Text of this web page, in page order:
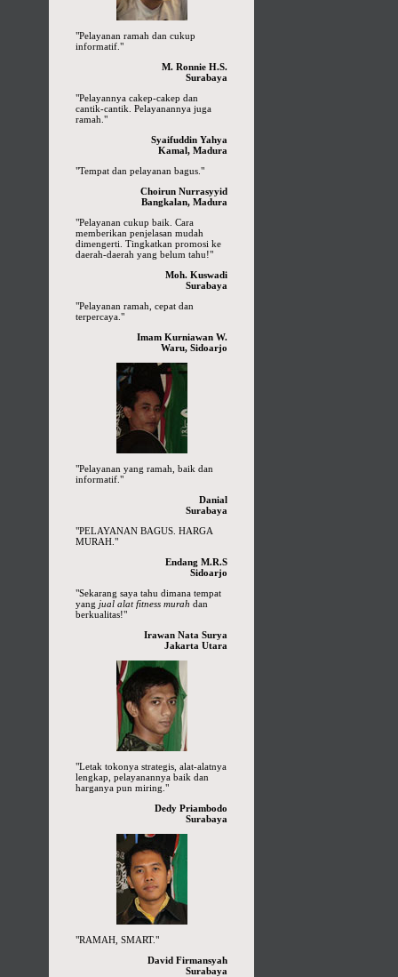
"Pelayanan ramah dan cukup
informatif."
M. Ronnie H.S.
Surabaya
"Pelayannya cakep-cakep dan
cantik-cantik. Pelayanannya juga
ramah."
Syaifuddin Yahya
Kamal, Madura
"Tempat dan pelayanan bagus."
Choirun Nurrasyyid
Bangkalan, Madura
"Pelayanan cukup baik. Cara
memberikan penjelasan mudah
dimengerti. Tingkatkan promosi ke
daerah-daerah yang belum tahu!"
Moh. Kuswadi
Surabaya
"Pelayanan ramah, cepat dan
terpercaya."
Imam Kurniawan W.
Waru, Sidoarjo
"Pelayanan yang ramah, baik dan
informatif."
Danial
Surabaya
"PELAYANAN BAGUS. HARGA
MURAH."
Endang M.R.S
Sidoarjo
"Sekarang saya tahu dimana tempat
yang jual alat fitness murah dan
berkualitas!"
Irawan Nata Surya
Jakarta Utara
"Letak tokonya strategis, alat-alatnya
lengkap, pelayanannya baik dan
harganya pun miring."
Dedy Priambodo
Surabaya
"RAMAH, SMART."
David Firmansyah
Surabaya